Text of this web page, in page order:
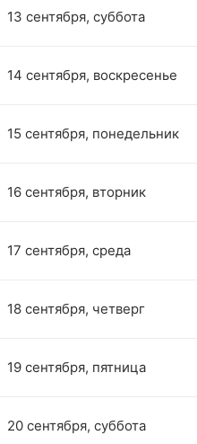
13 сентября, суббота
14 сентября, воскресенье
15 сентября, понедельник
16 сентября, вторник
17 сентября, среда
18 сентября, четверг
19 сентября, пятница
20 сентября, суббота